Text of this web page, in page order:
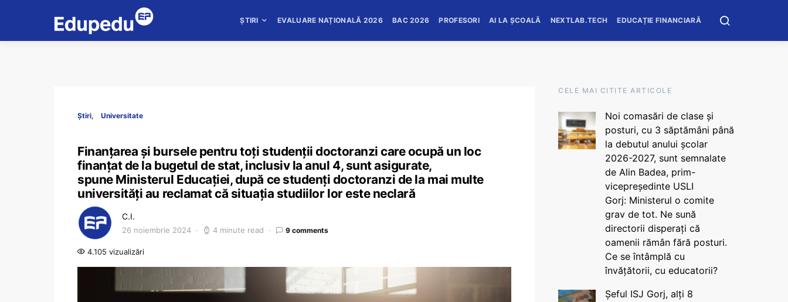
ȘTIRI EVALUARE NAȚIONALĂ 2026 BAC 2026 PROFESORI AI LA ȘCOALĂ NEXTLAB.TECH EDUCAȚIE FINANCIARĂ
Știri Universitate
Finanțarea și bursele pentru toți studenții doctoranzi care ocupă un loc
finanțat de la bugetul de stat, inclusiv la anul 4, sunt asigurate,
spune Ministerul Educației, după ce studenți doctoranzi de la mai multe
universități au reclamat că situația studiilor lor este neclară
C.I.
26 noiembrie 2024 4 minute read 9 comments
4.105 vizualizări
CELE MAI CITITE ARTICOLE
Noi comasări de clase și
posturi, cu 3 săptămâni până
la debutul anului școlar
2026-2027, sunt semnalate
de Alin Badea, prim-
vicepreședinte USLI
Gorj: Ministerul o comite
grav de tot. Ne sună
directorii disperați că
oamenii rămân fără posturi.
Ce se întâmplă cu
învățătorii, cu educatorii?
Șeful ISJ Gorj, alți 8